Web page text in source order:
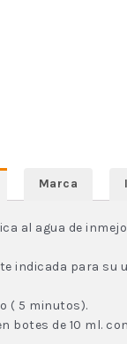
Marca
al agua de
indicada para su
( 5 minutos).
botes de 10 ml.